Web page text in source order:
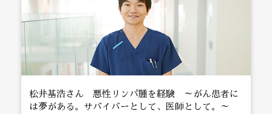
松井基浩さん 悪性リンパ腫を経験 ～がん患者に
は夢がある。サバイバーとして、医師として。～